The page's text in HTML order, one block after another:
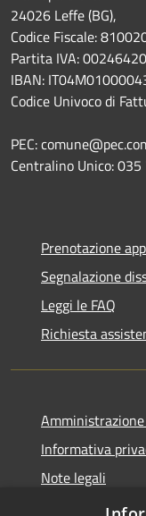
24026 Leffe (BG),
Codice Fiscale:
Partita IVA:
IBAN:
Codice Univoco di
PEC:
Centralino Unico:
Prenotazione
Segnalazione
Leggi le FAQ
Richiesta
Informativa
Note legali
Dichiarazione di